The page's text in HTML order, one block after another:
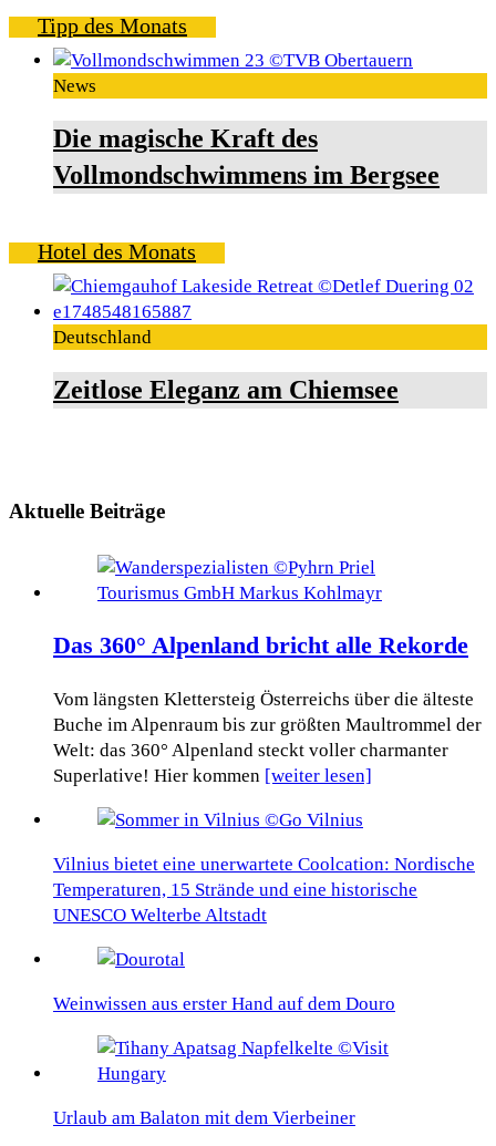
Tipp des Monats
News
Die magische Kraft des
Vollmondschwimmens im Bergsee
Hotel des Monats
Deutschland
Zeitlose Eleganz am Chiemsee
Aktuelle Beiträge
Das 360° Alpenland bricht alle Rekorde
Vom längsten Klettersteig Österreichs über die älteste
Buche im Alpenraum bis zur größten Maultrommel der
Welt: das 360° Alpenland steckt voller charmanter
Superlative! Hier kommen [weiter lesen]
Vilnius bietet eine unerwartete Coolcation: Nordische
Temperaturen, 15 Strände und eine historische
UNESCO Welterbe Altstadt
Weinwissen aus erster Hand auf dem Douro
Urlaub am Balaton mit dem Vierbeiner